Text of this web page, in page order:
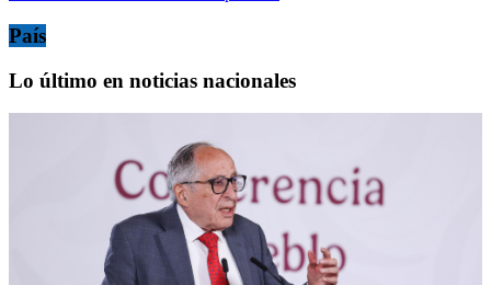
País
Lo último en noticias nacionales